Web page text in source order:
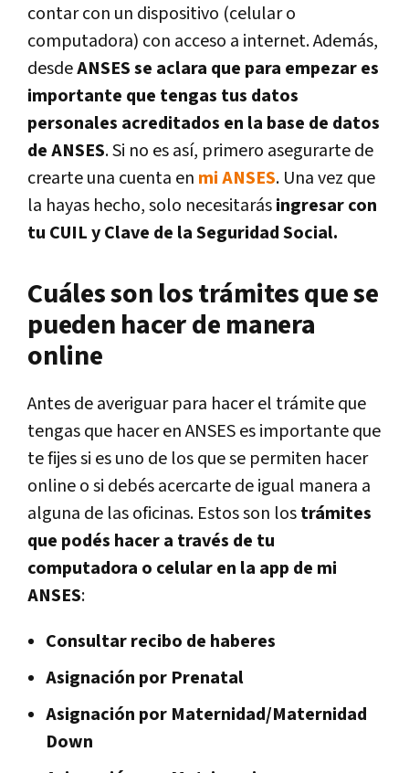
contar con un dispositivo (celular o
computadora) con acceso a internet. Además,
desdeANSES se aclara que para empezar es
importante que tengas tus datos
personales acreditados en la base de datos
de ANSES. Si no es así, primero asegurarte de
crearte una cuenta en mi ANSES. Una vez que
la hayas hecho, solo necesitarásingresar con
tu CUIL y Clave de la Seguridad Social.
Cuáles son los trámites que se
pueden hacer de manera
online
Antes de averiguar para hacer el trámite que
tengas que hacer en ANSES es importante que
te fijes si es uno de los que se permiten hacer
online o si debés acercarte de igual manera a
alguna de las oficinas. Estos son lostrámites
que podés hacer a través de tu
computadora o celular en la app de mi
ANSES:
Consultar recibo de haberes
Asignación por Prenatal
Asignación por Maternidad/Maternidad
Down